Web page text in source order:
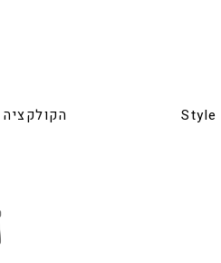
הקולקציה